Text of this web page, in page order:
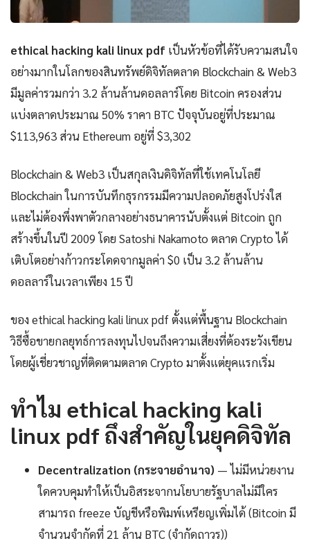
ethical hacking kali linux pdf เป็นหัวข้อที่ได้รับความสนใจ
อย่างมากในโลกของสินทรัพย์ดิจิทัลตลาด Blockchain & Web3
มีมูลค่ารวมกว่า 3.2 ล้านล้านดอลลาร์โดย Bitcoin ครองส่วน
แบ่งตลาดประมาณ 50% ราคา BTC ปัจจุบันอยู่ที่ประมาณ
$113,963 ส่วน Ethereum อยู่ที่ $3,302
Blockchain & Web3 เป็นสกุลเงินดิจิทัลที่ใช้เทคโนโลยี
Blockchain ในการบันทึกธุรกรรมมีความปลอดภัยสูงโปร่งใส
และไม่ต้องพึ่งพาตัวกลางอย่างธนาคารนับตั้งแต่ Bitcoin ถูก
สร้างขึ้นในปี 2009 โดย Satoshi Nakamoto ตลาด Crypto ได้
เติบโตอย่างก้าวกระโดดจากมูลค่า $0 เป็น 3.2 ล้านล้าน
ดอลลาร์ในเวลาเพียง 15 ปี
ของ ethical hacking kali linux pdf ตั้งแต่พื้นฐาน Blockchain
วิธีซื้อขายกลยุทธ์การลงทุนไปจนถึงความเสี่ยงที่ต้องระวังเขียน
โดยผู้เชี่ยวชาญที่ติดตามตลาด Crypto มาตั้งแต่ยุคแรกเริ่ม
ทำไม ethical hacking kali
linux pdf ถึงสำคัญในยุคดิจิทัล
Decentralization (กระจายอำนาจ) — ไม่มีหน่วยงาน
ใดควบคุมทำให้เป็นอิสระจากนโยบายรัฐบาลไม่มีใคร
สามารถ freeze บัญชีหรือพิมพ์เหรียญเพิ่มได้ (Bitcoin มี
จำนวนจำกัดที่ 21 ล้าน BTC (จำกัดถาวร))